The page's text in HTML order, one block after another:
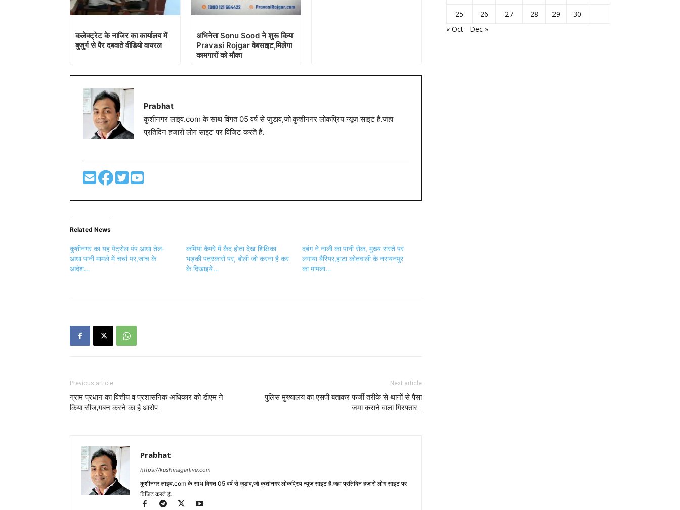
कलेक्ट्रेट के नाजिर का कार्यालय में
बुजुर्ग से पैर दबवाते वीडियो वायरल
अभिनेता Sonu Sood ने शुरू किया
Pravasi Rojgar वेबसाइट,मिलेगा
कामगारों को मौका
Prabhat
कुशीनगर लाइव.com के साथ विगत 05 वर्ष से जुडाव,जो कुशीनगर लोकप्रिय न्यूज़ साइट है.जहा
प्रतिदिन हजारों लोग साइट पर विजिट करते है.
Related News
कुशीनगर का यह पेट्रोल पंप आधा तेल-
आधा पानी मामले में चर्चा पर,जांच के
आदेश…
कमियां कैमरे में कैद होता देख शिक्षिका
भड़की पत्रकारों पर, बोली जो करना है कर
के दिखाइये…
दबंग ने नाली का पानी रोक, मुख्य रास्ते पर
लगाया बैरियर,हाटा कोतवाली के नरायनपुर
का मामला…
Previous article
ग्राम प्रधान का वित्तीय व प्रशासनिक अधिकार को डीएम ने
किया सीज,गबन करने का है आरोप…
Next article
पुलिस मुख्यालय का एसपी बताकर फर्जी तरीके से थानों से पैसा
जमा कराने वाला गिरफ्तार…
Prabhat
https://kushinagarlive.com
कुशीनगर लाइव.com के साथ विगत 05 वर्ष से जुडाव,जो कुशीनगर लोकप्रिय न्यूज़ साइट है.जहा प्रतिदिन हजारों लोग साइट पर
विजिट करते है.
25
26 27 28 29
30
« Oct
Dec »